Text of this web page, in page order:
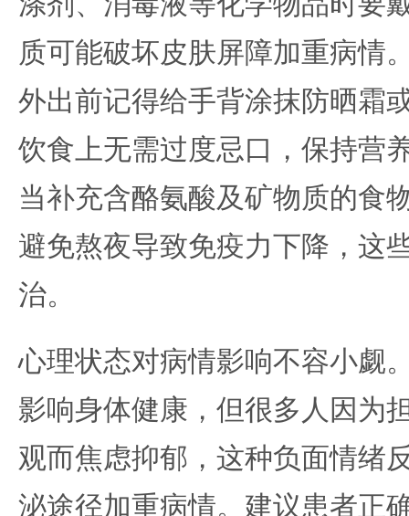
质可能破坏皮肤屏障加重病情
外出前记得给手背涂抹防晒霜
饮食上无需过度忌口，保持营
当补充含酪氨酸及矿物质的食
避免熬夜导致免疫力下降，这
治。
心理状态对病情影响不容小觑
影响身体健康，但很多人因为
观而焦虑抑郁，这种负面情绪
泌途径加重病情。建议患者正